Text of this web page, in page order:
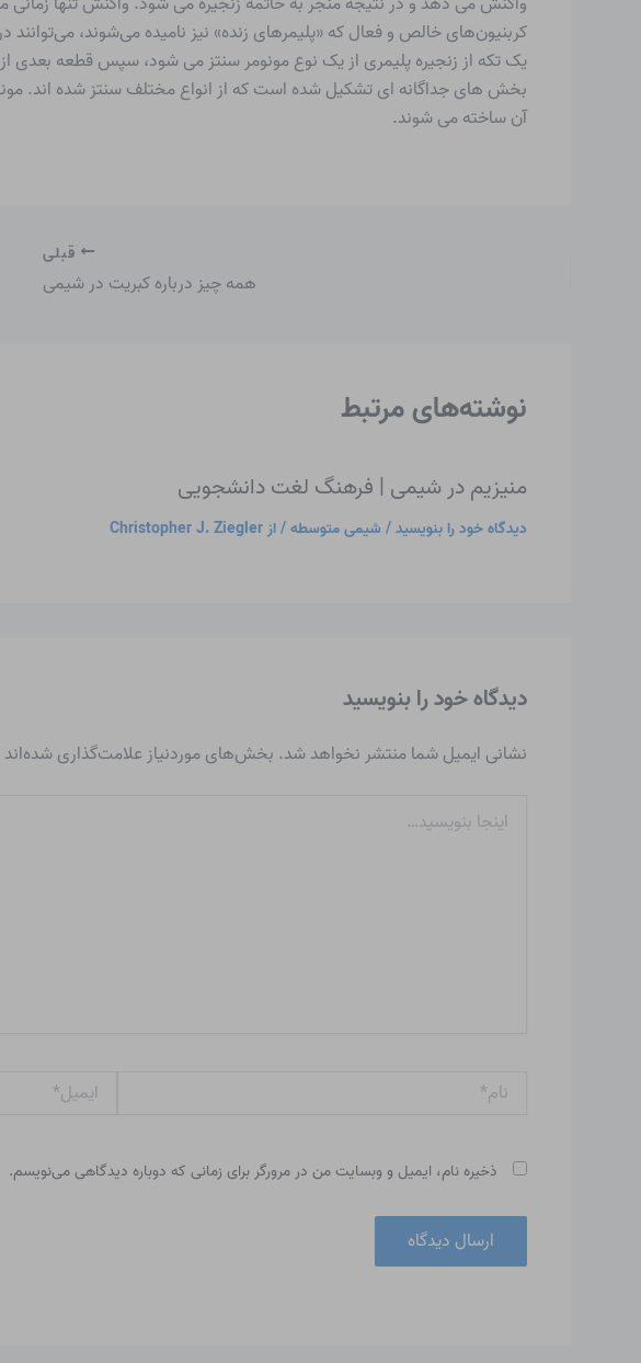
کربنیون‌های خالص و فعال که «پلیمرهای زنده» نیز نامیده می‌شوند،
یک تکه از زنجیره پلیمری از یک نوع مونومر سنتز می شود، سپس قطعه بعدی
بخش های جداگانه ای تشکیل شده است که از انواع مختلف سنتز شده اند.
آن ساخته می شوند.
قبلی
همه چیز درباره کبریت در شیمی
نوشته‌های مرتبط
منیزیم در شیمی | فرهنگ لغت دانشجویی
دیدگاه‌ خود را بنویسید/ شیمی متوسطه/ ازChristopher J. Ziegler
دیدگاه‌ خود را بنویسید
نشانی ایمیل شما منتشر نخواهد شد. بخش‌های موردنیاز علامت‌گذاری شده‌اند
بنویسید…
ایمیل*
ذخیره نام، ایمیل و وبسایت من در مرورگر برای زمانی که دوباره دیدگاهی می‌نویسم.